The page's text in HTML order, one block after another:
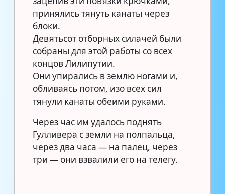
принялись тянуть канаты через
блоки.
Девятьсот отборных силачей были
собраны для этой работы со всех
концов Лилипутии.
Они упирались в землю ногами и,
обливаясь потом, изо всех сил
тянули канаты обеими руками.
Через час им удалось поднять
Гулливера с земли на полпальца,
через два часа — на палец, через
три — они взвалили его на телегу.